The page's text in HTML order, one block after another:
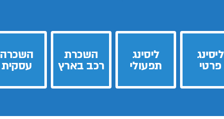
ליסינג
פרטי
ליסינג
תפעולי
השכרת
רכב בארץ
השכרה
עסקית